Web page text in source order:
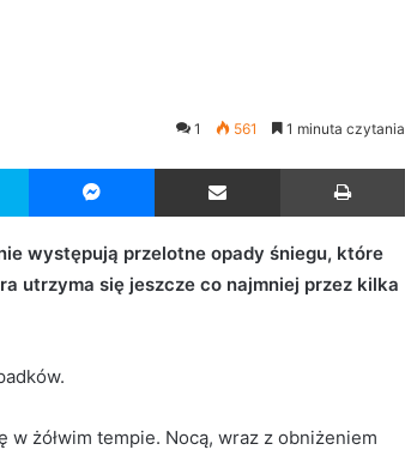
1 561 1 minuta czytania
Skype Messenger Udostępnij przez Email
występują przelotne opady śniegu, które
utrzyma się jeszcze co najmniej przez kilka
żółwim tempie. Nocą, wraz z obniżeniem